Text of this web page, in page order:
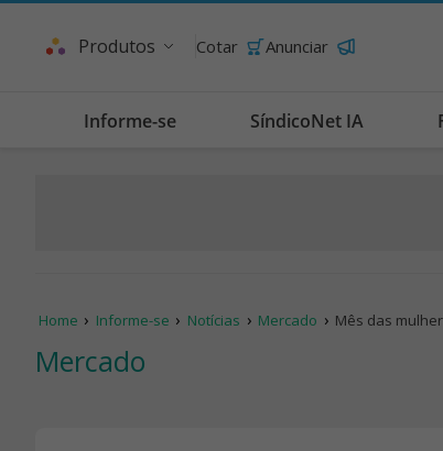
Produtos Cotar Anunciar
Informe-se SíndicoNet IA
Home Informe-se Notícias Mercado Mês das
Mercado